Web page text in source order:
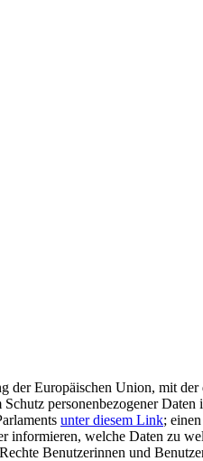
der Europäischen Union, mit
personenbezogener
unter diesem Link;
informieren, welche Daten zu
Benutzerinnen und